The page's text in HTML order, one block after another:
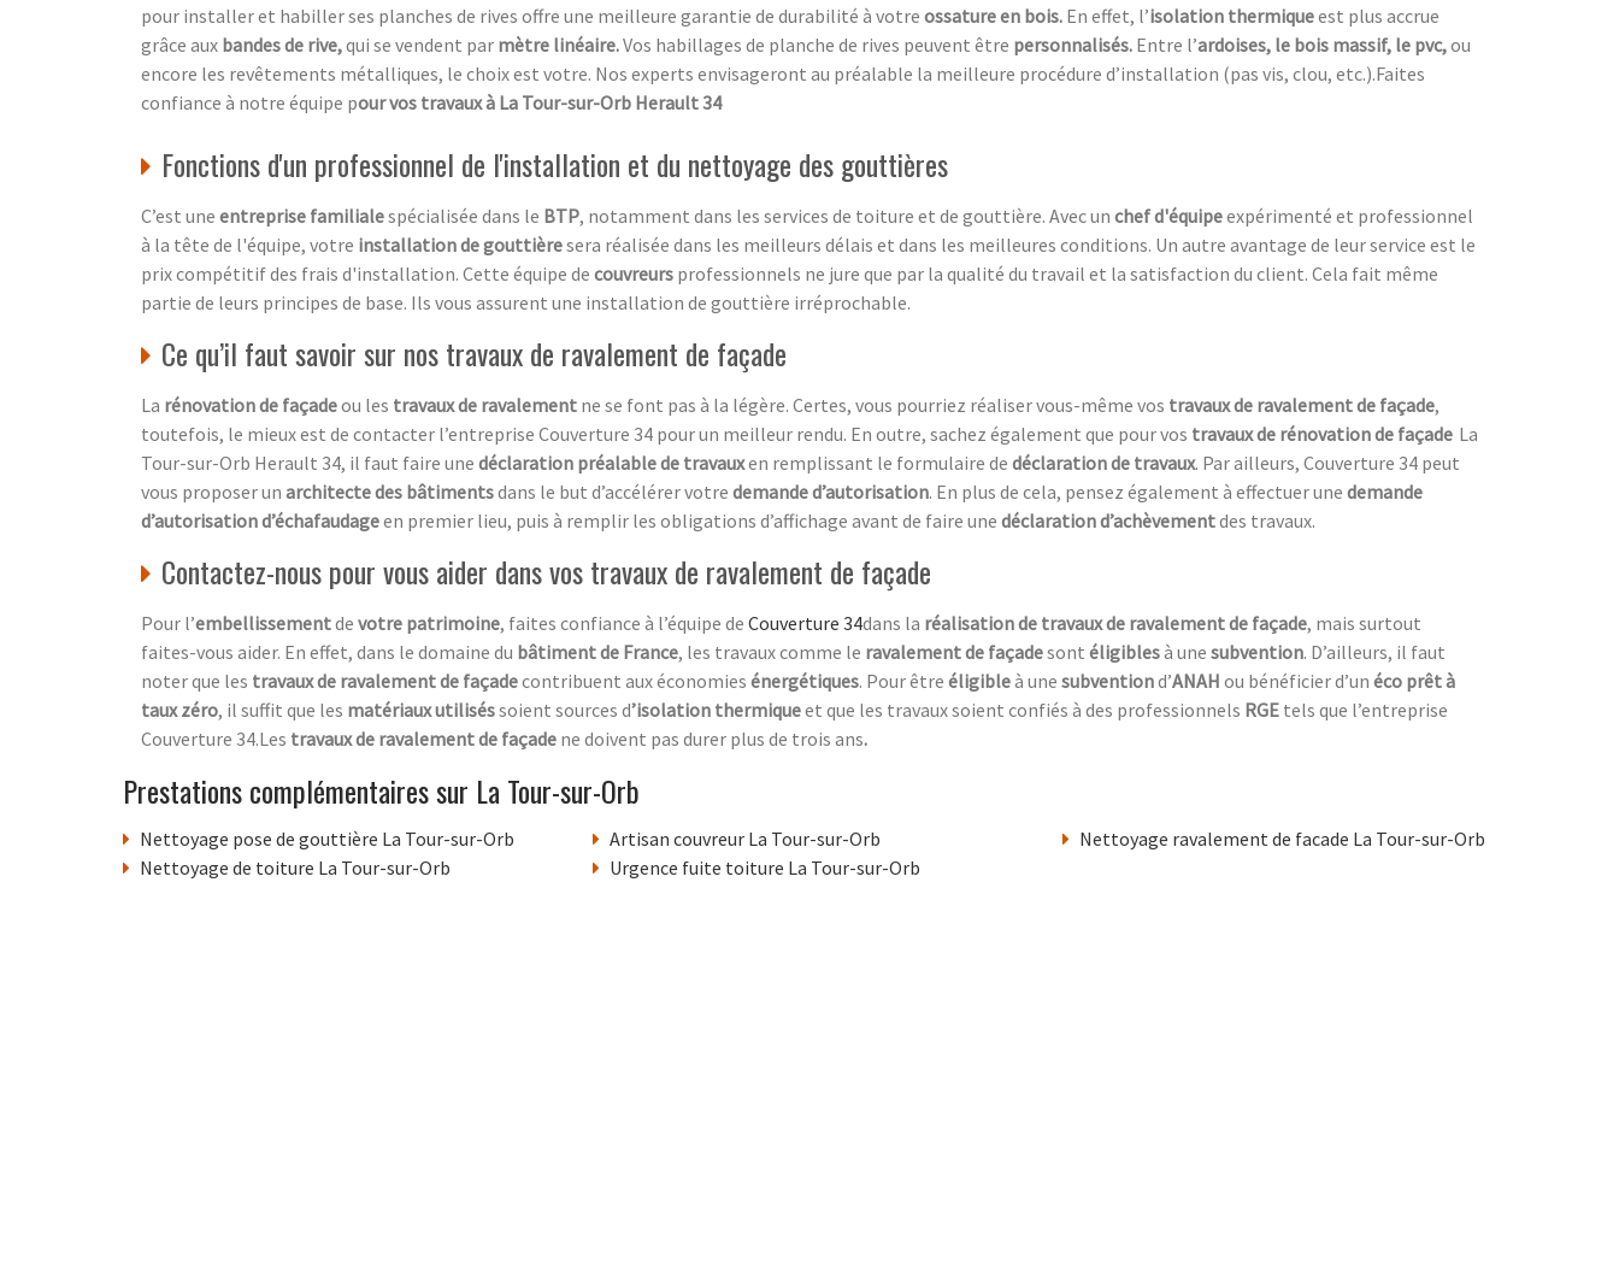
pour installer et habiller ses planches de rives offre une meilleure garantie de durabilité à votre ossature en bois. En effet, l’isolation thermiqueest plus accrue
grâce aux bandes de rive,qui se vendent par mètre linéaire.Vos habillages de planche de rives peuvent être personnalisés. Entre l’ardoises, le bois massif, le pvc,ou
encore les revêtements métalliques, le choix est votre. Nos experts envisageront au préalable la meilleure procédure d’installation (pas vis, clou, etc.).Faites
confiance à notre équipe pour vos travaux à La Tour-sur-Orb Herault 34
Fonctions d'un professionnel de l'installation et du nettoyage des gouttières
C’est une entreprise familialespécialisée dans le BTP, notamment dans les services de toiture et de gouttière. Avec un chef d'équipeexpérimenté et professionnel
à la tête de l'équipe, votre installation de gouttièresera réalisée dans les meilleurs délais et dans les meilleures conditions. Un autre avantage de leur service est le
prix compétitif des frais d'installation. Cette équipe de couvreurs professionnels ne jure que par la qualité du travail et la satisfaction du client. Cela fait même
partie de leurs principes de base. Ils vous assurent une installation de gouttière irréprochable.
Ce qu’il faut savoir sur nos travaux de ravalement de façade
La rénovation de façadeou les travaux de ravalement ne se font pas à la légère. Certes, vous pourriez réaliser vous-même vos travaux de ravalement de façade,
toutefois, le mieux est de contacter l’entreprise Couverture 34 pour un meilleur rendu. En outre, sachez également que pour vos travaux de rénovation de façade La
Tour-sur-Orb Herault 34, il faut faire une déclaration préalable de travauxen remplissant le formulaire de déclaration de travaux. Par ailleurs, Couverture 34 peut
vous proposer un architecte des bâtimentsdans le but d’accélérer votre demande d’autorisation. En plus de cela, pensez également à effectuer une demande
d’autorisation d’échafaudageen premier lieu, puis à remplir les obligations d’affichage avant de faire une déclaration d’achèvementdes travaux.
Contactez-nous pour vous aider dans vos travaux de ravalement de façade
Pour l’embellissementde votre patrimoine, faites confiance à l’équipe de Couverture 34dans la réalisation de travaux de ravalement de façade, mais surtout
faites-vous aider. En effet, dans le domaine du bâtiment de France, les travaux comme le ravalement de façadesont éligiblesà une subvention. D’ailleurs, il faut
noter que les travaux de ravalement de façadecontribuent aux économies énergétiques. Pour être éligibleà une subventiond’ANAH ou bénéficier d’un éco prêt à
taux zéro, il suffit que les matériaux utiliséssoient sources d’isolation thermiqueet que les travaux soient confiés à des professionnels RGE tels que l’entreprise
Couverture 34.Les travaux de ravalement de façade ne doivent pas durer plus de trois ans.
Prestations complémentaires sur La Tour-sur-Orb
Nettoyage pose de gouttière La Tour-sur-Orb
Nettoyage de toiture La Tour-sur-Orb
Artisan couvreur La Tour-sur-Orb
Urgence fuite toiture La Tour-sur-Orb
Nettoyage ravalement de facade La Tour-sur-Orb